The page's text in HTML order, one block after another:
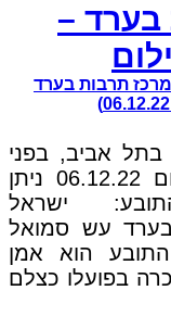
בערד –
12-19 ברדוגו נ' מרכז תרבות בערד
אביב, בפני
השופטת רונית פינצ'וק אלט. ביום 06.12.22 ניתן
ישראל
עש סמואל
הוא אמן
בפועלו כצלם